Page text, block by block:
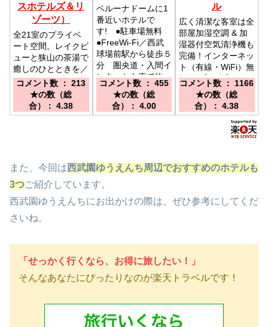
スホテルズ＆リ
ゾーツ）
全21室のプライベ
ート空間。レイクビ
ューと狭山の茶湯で
癒しのひとときを／
西武園ゆうえんち駅
より徒歩約2分。多
摩湖より徒歩約10
分。西武園駅から徒
コメント数 ： 213
★の数（総
合）： 4.38
ベルーナドームに1
番近いホテルで
す! ●駐車場無料
●FreeWi-Fi／西武
球場前駅から徒歩５
分 圏央道・入間イ
ンターから車で約
20分、関越道・所
沢インターから車で
約30分
コメント数 ： 455
★の数（総
合）： 4.00
ル
広く清潔な客室は全
部屋加湿空調 & 加
湿器付空気清浄機も
完備！インターネッ
ト（有線・WiFi）無
料♪／【電車】→西
武池袋線・西武新宿
線「所沢」駅南口よ
り徒歩3分 【お
車】→関越自動車
道、所沢ICより20
コメント数 ： 1166
★の数（総
合）： 4.38
また、今回は西武園ゆうえんち周辺でおすすめのホテルも
3つご紹介しています。
西武園ゆうえんちにお出かけの際は、ぜひ参考にしてくだ
さいね。
「せっかく行くなら、お得に旅したい！」
そんなあなたにぴったりなのが楽天トラベルです！